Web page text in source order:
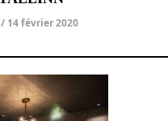
/ 14 février 2020